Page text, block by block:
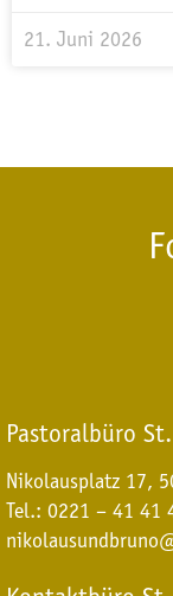
21. Juni 2026
Pastoralbüro
Nikolausplatz 17,
Tel.: 0221 – 41 41